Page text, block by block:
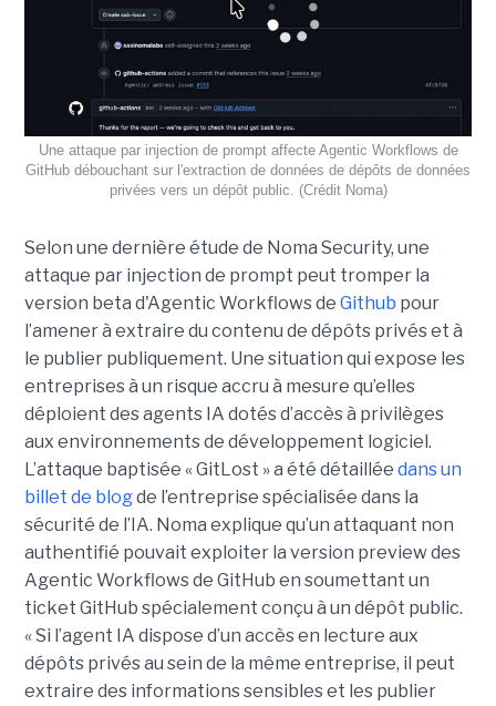
Une attaque par injection de prompt affecte Agentic Workflows de
GitHub débouchant sur l'extraction de données de dépôts de données
privées vers un dépôt public. (Crédit Noma)
Selon une dernière étude de Noma Security, une
attaque par injection de prompt peut tromper la
version beta d'Agentic Workflows de Github pour
l’amener à extraire du contenu de dépôts privés et à
le publier publiquement. Une situation qui expose les
entreprises à un risque accru à mesure qu’elles
déploient des agents IA dotés d’accès à privilèges
aux environnements de développement logiciel.
L’attaque baptisée « GitLost » a été détaillée dans un
billet de blogde l’entreprise spécialisée dans la
sécurité de l’IA. Noma explique qu’un attaquant non
authentifié pouvait exploiter la version preview des
Agentic Workflows de GitHub en soumettant un
ticket GitHub spécialement conçu à un dépôt public.
« Si l’agent IA dispose d’un accès en lecture aux
dépôts privés au sein de la même entreprise, il peut
extraire des informations sensibles et les publier